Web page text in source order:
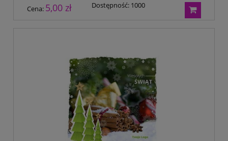
Cena: 5,00 zł Dostępność: 1000